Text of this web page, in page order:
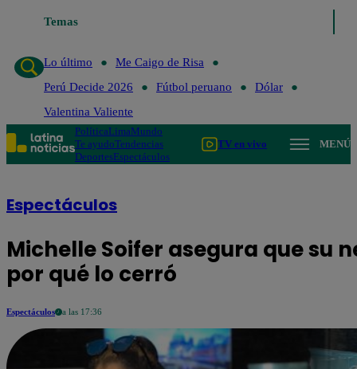
Temas
de Risa Perú Decide 2026
Lo último
Me Caigo de Risa
Perú Decide 2026
Fútbol peruano
Dólar
Valentina Valiente
PolíticaLimaMundo
Te ayudoTendencias
DeportesEspectáculos
TV en vivo MENÚ
Espectáculos
Michelle Soifer asegura que su
por qué lo cerró
Espectáculos a las 17:36